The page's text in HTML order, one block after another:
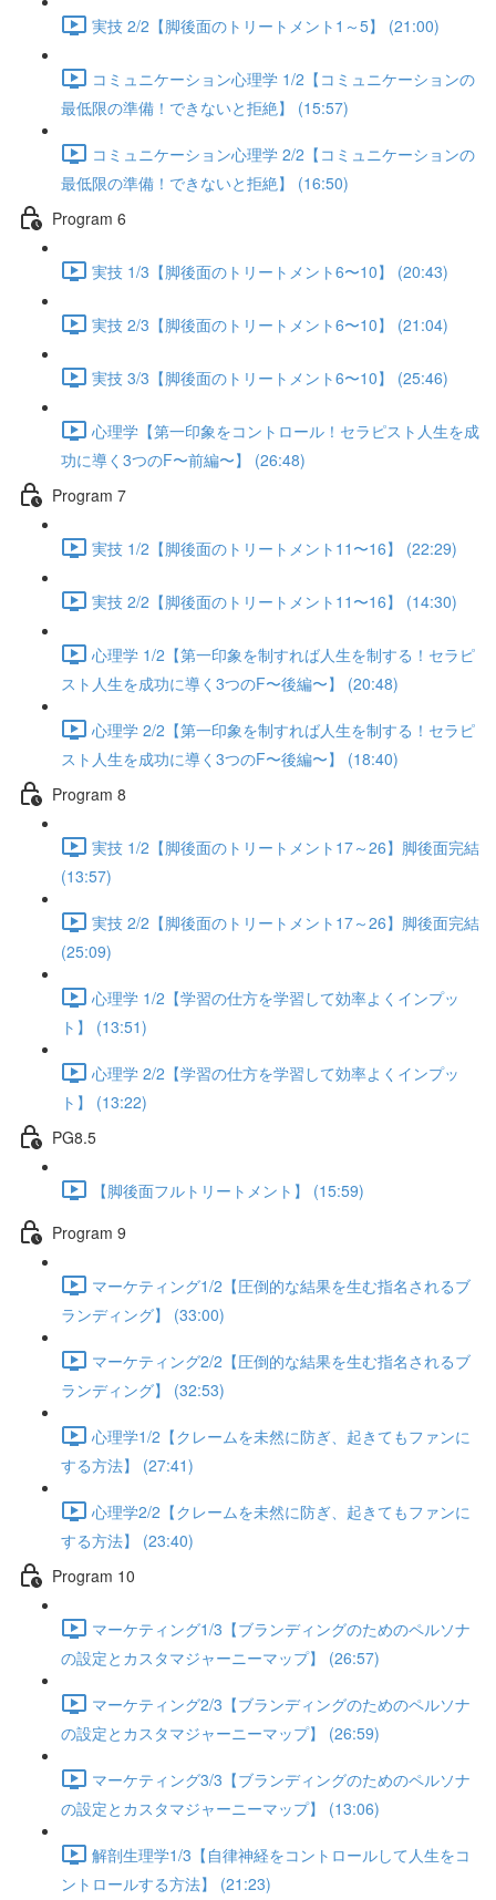
実技 2/2【脚後面のトリートメント1～5】 (21:00)
コミュニケーション心理学 1/2【コミュニケーションの
最低限の準備！できないと拒絶】 (15:57)
コミュニケーション心理学 2/2【コミュニケーションの
最低限の準備！できないと拒絶】 (16:50)
Program 6
実技 1/3【脚後面のトリートメント6〜10】 (20:43)
実技 2/3【脚後面のトリートメント6〜10】 (21:04)
実技 3/3【脚後面のトリートメント6〜10】 (25:46)
心理学【第一印象をコントロール！セラピスト人生を成
功に導く3つのF〜前編〜】 (26:48)
Program 7
実技 1/2【脚後面のトリートメント11〜16】 (22:29)
実技 2/2【脚後面のトリートメント11〜16】 (14:30)
心理学 1/2【第一印象を制すれば人生を制する！セラピ
スト人生を成功に導く3つのF〜後編〜】 (20:48)
心理学 2/2【第一印象を制すれば人生を制する！セラピ
スト人生を成功に導く3つのF〜後編〜】 (18:40)
Program 8
実技 1/2【脚後面のトリートメント17～26】脚後面完結
(13:57)
実技 2/2【脚後面のトリートメント17～26】脚後面完結
(25:09)
心理学 1/2【学習の仕方を学習して効率よくインプッ
ト】 (13:51)
心理学 2/2【学習の仕方を学習して効率よくインプッ
ト】 (13:22)
PG8.5
【脚後面フルトリートメント】 (15:59)
Program 9
マーケティング1/2【圧倒的な結果を生む指名されるブ
ランディング】 (33:00)
マーケティング2/2【圧倒的な結果を生む指名されるブ
ランディング】 (32:53)
心理学1/2【クレームを未然に防ぎ、起きてもファンに
する方法】 (27:41)
心理学2/2【クレームを未然に防ぎ、起きてもファンに
する方法】 (23:40)
Program 10
マーケティング1/3【ブランディングのためのペルソナ
の設定とカスタマジャーニーマップ】 (26:57)
マーケティング2/3【ブランディングのためのペルソナ
の設定とカスタマジャーニーマップ】 (26:59)
マーケティング3/3【ブランディングのためのペルソナ
の設定とカスタマジャーニーマップ】 (13:06)
解剖生理学1/3【自律神経をコントロールして人生をコ
ントロールする方法】 (21:23)